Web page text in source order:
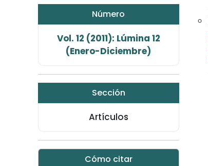
Número
Vol. 12 (2011): Lúmina 12
(Enero-Diciembre)
Sección
Artículos
Cómo citar